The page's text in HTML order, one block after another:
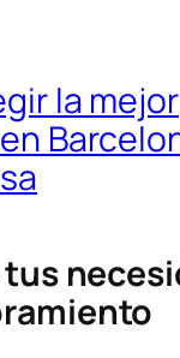
la mejor
tus